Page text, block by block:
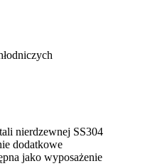
nierdzewnej SS304
dodatkowe
jako wyposażenie